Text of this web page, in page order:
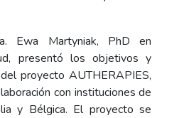
Ewa Martyniak, PhD en
presentó los objetivos y
proyecto AUTHERAPIES,
con instituciones de
y Bélgica. El proyecto se